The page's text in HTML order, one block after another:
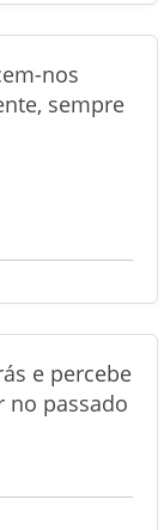
nos
sempre
e percebe
no passado